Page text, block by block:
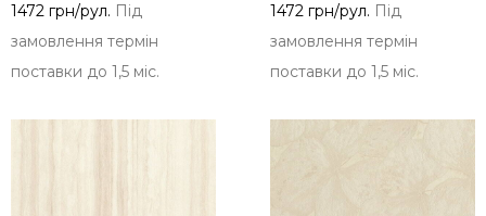
1472 грн/рул. Під
замовлення термін
поставки до 1,5 міс.
1472 грн/рул. Під
замовлення термін
поставки до 1,5 міс.